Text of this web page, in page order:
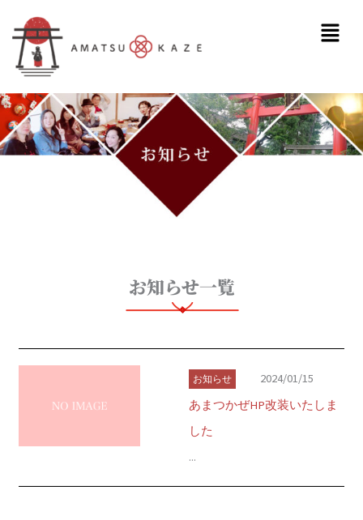
キ
ッ
プ
メ
ニ
お知らせ一覧
お知らせ
2024/01/15
あまつかぜHP改装いたしま
した
...